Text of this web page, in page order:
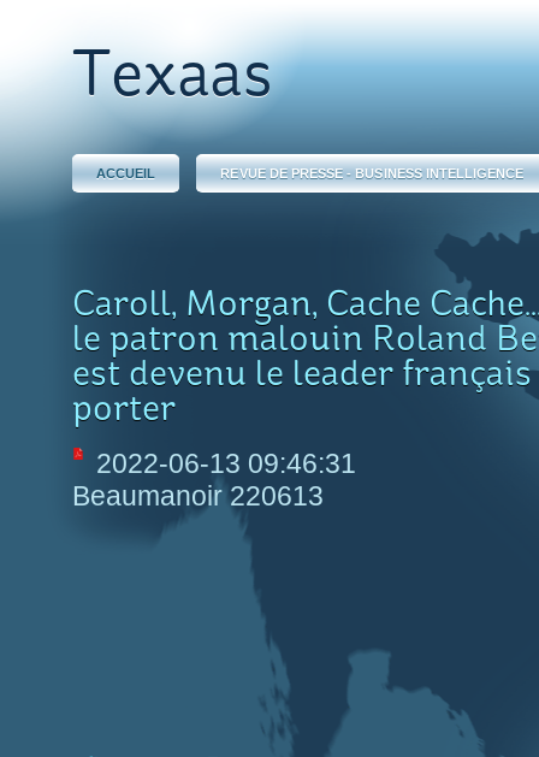
Texaas
ACCUEIL REVUE DE PRESSE - BUSINESS INTELLIGENCE
Caroll, Morgan, Cache
le patron malouin Roland
est devenu le leader
porter
2022-06-13 09:46:31
Beaumanoir 220613